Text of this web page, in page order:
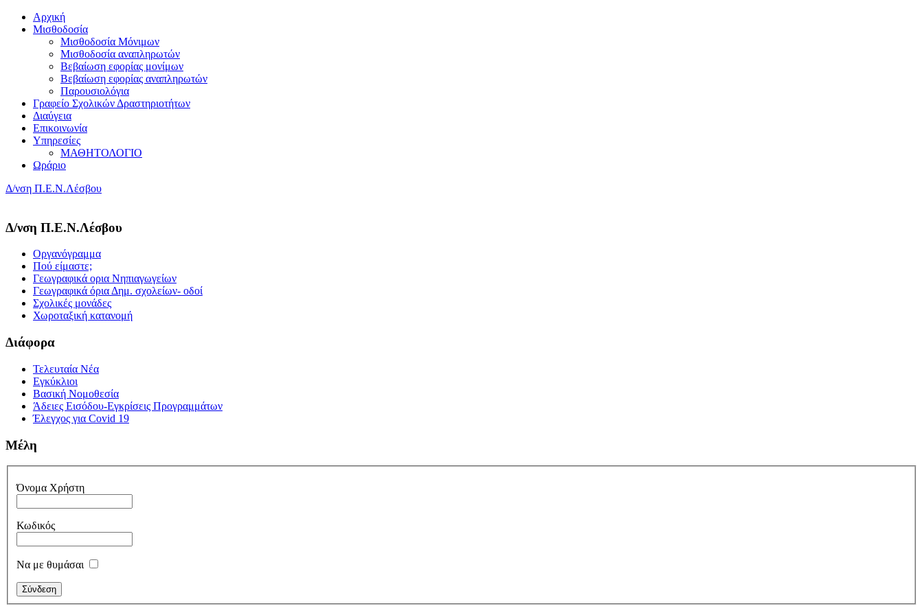
Αρχική
Μισθοδοσία
Μισθοδοσία Μόνιμων
Μισθοδοσία αναπληρωτών
Βεβαίωση εφορίας μονίμων
Βεβαίωση εφορίας αναπληρωτών
Παρουσιολόγια
Γραφείο Σχολικών Δραστηριοτήτων
Διαύγεια
Επικοινωνία
Υπηρεσίες
ΜΑΘΗΤΟΛΟΓΙΟ
Ωράριο
Δ/νση Π.Ε.Ν.Λέσβου
Δ/νση Π.Ε.Ν.Λέσβου
Οργανόγραμμα
Πού είμαστε;
Γεωγραφικά ορια Νηπιαγωγείων
Γεωγραφικά όρια Δημ. σχολείων- οδοί
Σχολικές μονάδες
Χωροταξική κατανομή
Διάφορα
Τελευταία Νέα
Εγκύκλιοι
Βασική Νομοθεσία
Άδειες Εισόδου-Εγκρίσεις Προγραμμάτων
Έλεγχος για Covid 19
Μέλη
Όνομα Χρήστη
Κωδικός
Να με θυμάσαι